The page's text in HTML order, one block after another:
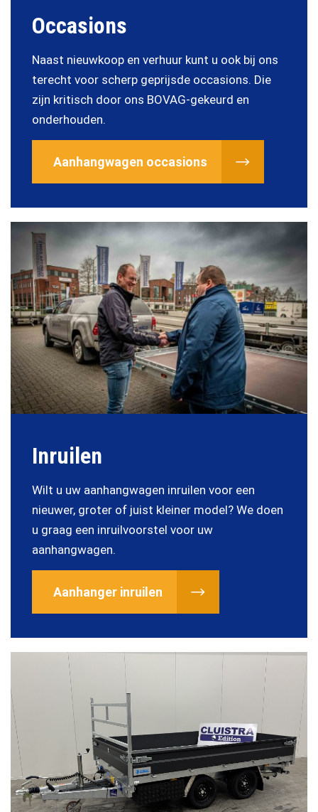
Occasions
Naast nieuwkoop en verhuur kunt u ook bij ons
terecht voor scherp geprijsde occasions. Die
zijn kritisch door ons BOVAG-gekeurd en
onderhouden.
Aanhangwagen occasions
Inruilen
Wilt u uw aanhangwagen inruilen voor een
nieuwer, groter of juist kleiner model? We doen
u graag een inruilvoorstel voor uw
aanhangwagen.
Aanhanger inruilen